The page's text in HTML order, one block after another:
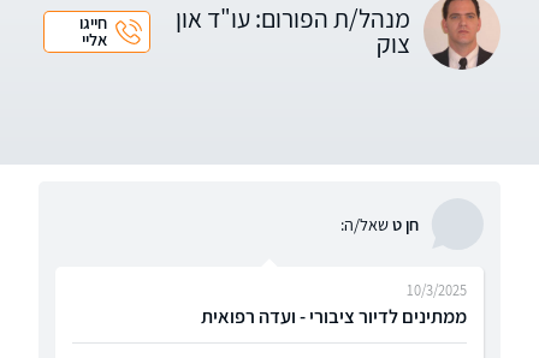
מנהל/ת הפורום: עו"ד און
צוק
חייגו
אליי
חן טשאל/ה:
ממתינים לדיור ציבורי - ועדה רפואית
10/3/2025